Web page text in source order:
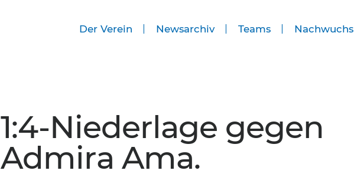
Der Verein Newsarchiv Teams Nachwuchs
1:4-Niederlage gegen
Admira Ama.